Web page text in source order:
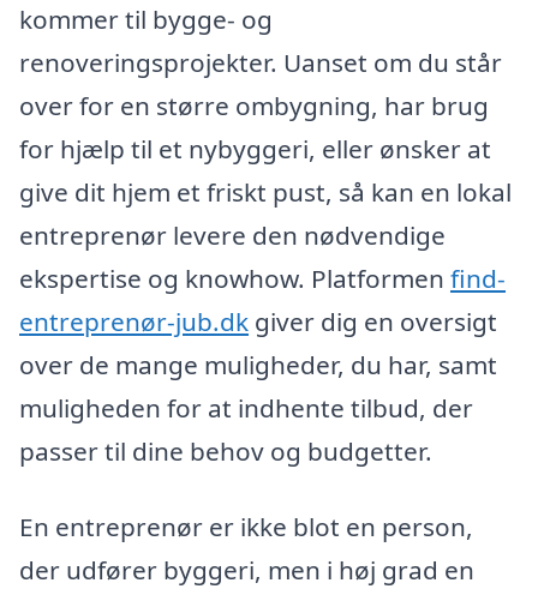
kommer til bygge- og
renoveringsprojekter. Uanset om du står
over for en større ombygning, har brug
for hjælp til et nybyggeri, eller ønsker at
give dit hjem et friskt pust, så kan en lokal
entreprenør levere den nødvendige
ekspertise og knowhow. Platformen find-
entreprenør-jub.dk giver dig en oversigt
over de mange muligheder, du har, samt
muligheden for at indhente tilbud, der
passer til dine behov og budgetter.
En entreprenør er ikke blot en person,
der udfører byggeri, men i høj grad en